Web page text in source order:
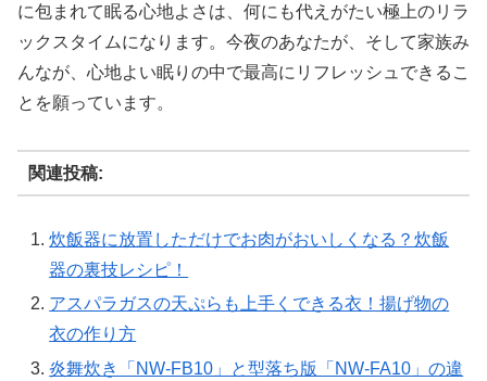
に包まれて眠る心地よさは、何にも代えがたい極上のリラ
ックスタイムになります。今夜のあなたが、そして家族み
んなが、心地よい眠りの中で最高にリフレッシュできるこ
とを願っています。
関連投稿:
炊飯器に放置しただけでお肉がおいしくなる？炊飯
器の裏技レシピ！
アスパラガスの天ぷらも上手くできる衣！揚げ物の
衣の作り方
炎舞炊き「NW-FB10」と型落ち版「NW-FA10」の違